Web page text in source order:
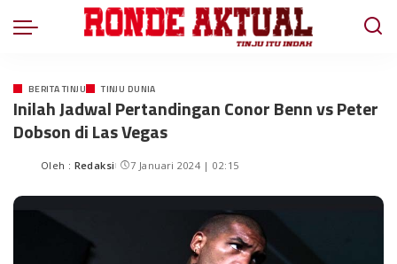
BERITA TINJU TINJU DUNIA
Inilah Jadwal Pertandingan Conor Benn vs Peter
Dobson di Las Vegas
Oleh : Redaksi 7 Januari 2024 | 02:15